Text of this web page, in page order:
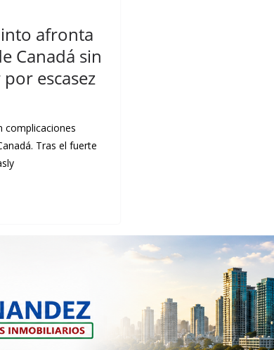
afronta
Canadá sin
escasez
complicaciones
Tras el fuerte